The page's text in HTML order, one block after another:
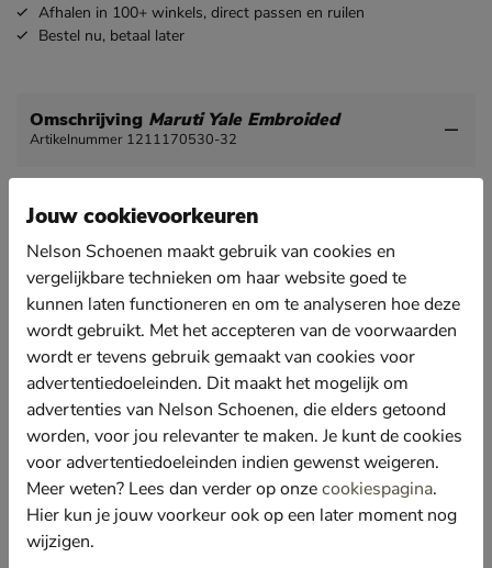
Afhalen in 100+ winkels, direct passen en ruilen
Bestel nu, betaal later
Omschrijving Maruti Yale Embroided
Artikelnummer 1211170530-32
Maak je schoenencollectie compleet met deze
football-inspired sneakers van het Nederlandse merk
Maruti.
Uitgevoerd in soepel suède met embroided branding.
Het suède zorgt voor een comfortabele pasvorm,
omdat het de vorm van de voet aanneemt met dragen.
Gevoerd met leer. Dankzij het ademend vermogen
van leer behoud de schoen een goede doorademing
en blijven de voeten en schoenen langer fris.
Voorzien van een uitneembaar foam-voetbed met
leren upper. Door de goede vocht- en
warmteregulatie van het leer blijft het voetklimaat
gezond.
Afgewerkt met een trendy rubberen gumsole met
Jouw cookievoorkeuren
Nelson Schoenen maakt gebruik van cookies en
vergelijkbare technieken om haar website goed te
kunnen laten functioneren en om te analyseren hoe deze
wordt gebruikt. Met het accepteren van de voorwaarden
wordt er tevens gebruik gemaakt van cookies voor
advertentiedoeleinden. Dit maakt het mogelijk om
advertenties van Nelson Schoenen, die elders getoond
worden, voor jou relevanter te maken. Je kunt de cookies
voor advertentiedoeleinden indien gewenst weigeren.
Meer weten? Lees dan verder op onzecookiespagina.
Hier kun je jouw voorkeur ook op een later moment nog
wijzigen.